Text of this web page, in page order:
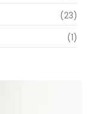
(23)
(1)